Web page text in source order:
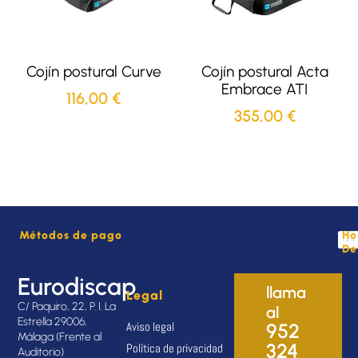
Cojín postural Curve
116,00 €
Cojín postural Acta
Embrace ATI
355,00 €
Métodos de pago
Eurodiscap
C/ Paquiro, 22, P. I. La
Estrella 29006,
Málaga (Frente al
Auditorio)
Legal
Aviso legal
Política de privacidad
llama
al
952
324